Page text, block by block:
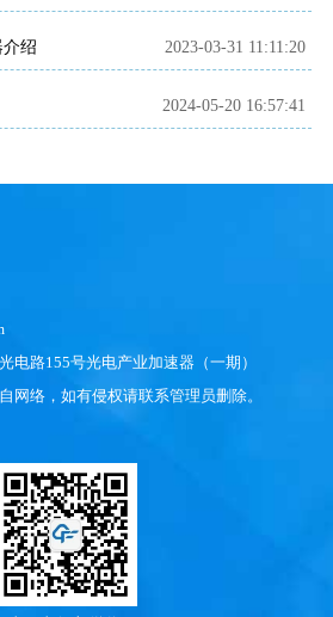
绍 2023-03-31 11:11:20
2024-05-20 16:57:41
电路155号光电产业加速器（一期）
网络，如有侵权请联系管理员删除。